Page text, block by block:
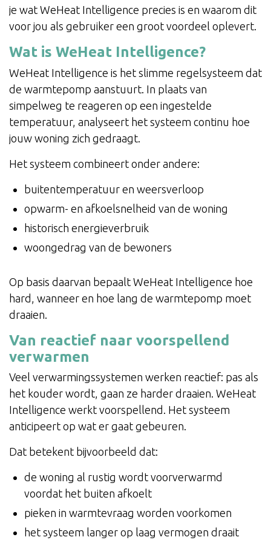
je wat WeHeat Intelligence precies is en waarom dit
voor jou als gebruiker een groot voordeel oplevert.
Wat is WeHeat Intelligence?
WeHeat Intelligence is het slimme regelsysteem dat
de warmtepomp aanstuurt. In plaats van
simpelweg te reageren op een ingestelde
temperatuur, analyseert het systeem continu hoe
jouw woning zich gedraagt.
Het systeem combineert onder andere:
buitentemperatuur en weersverloop
opwarm- en afkoelsnelheid van de woning
historisch energieverbruik
woongedrag van de bewoners
Op basis daarvan bepaalt WeHeat Intelligence hoe
hard, wanneer en hoe lang de warmtepomp moet
draaien.
Van reactief naar voorspellend
verwarmen
Veel verwarmingssystemen werken reactief: pas als
het kouder wordt, gaan ze harder draaien. WeHeat
Intelligence werkt voorspellend. Het systeem
anticipeert op wat er gaat gebeuren.
Dat betekent bijvoorbeeld dat:
de woning al rustig wordt voorverwarmd
voordat het buiten afkoelt
pieken in warmtevraag worden voorkomen
het systeem langer op laag vermogen draait